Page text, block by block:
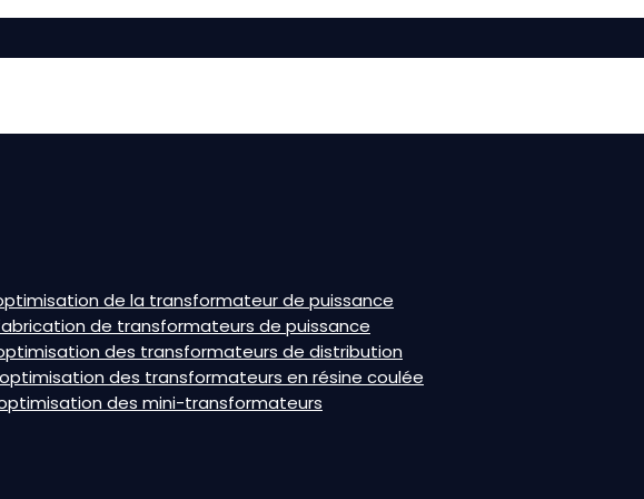
de la transformateur de puissance
de transformateurs de puissance
des transformateurs de distribution
des transformateurs en résine coulée
des mini-transformateurs